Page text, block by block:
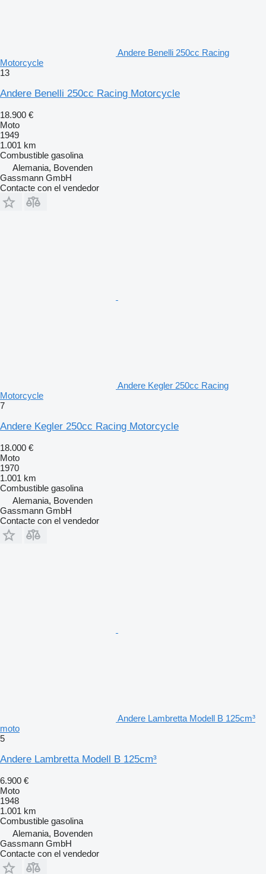
Andere Benelli 250cc Racing
Motorcycle
13
Andere Benelli 250cc Racing Motorcycle
18.900 €
Moto
1949
1.001 km
Combustible gasolina
Alemania, Bovenden
Gassmann GmbH
Contacte con el vendedor
Andere Kegler 250cc Racing
Motorcycle
7
Andere Kegler 250cc Racing Motorcycle
18.000 €
Moto
1970
1.001 km
Combustible gasolina
Alemania, Bovenden
Gassmann GmbH
Contacte con el vendedor
Andere Lambretta Modell B 125cm³
moto
5
Andere Lambretta Modell B 125cm³
6.900 €
Moto
1948
1.001 km
Combustible gasolina
Alemania, Bovenden
Gassmann GmbH
Contacte con el vendedor